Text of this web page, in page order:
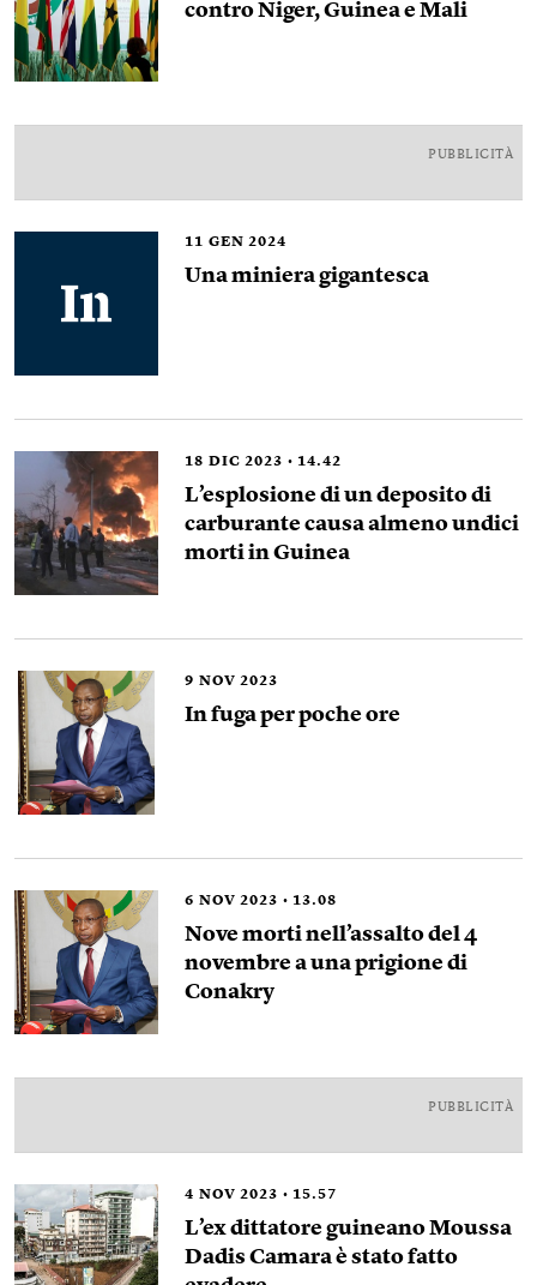
contro Niger, Guinea e Mali
PUBBLICITÀ
11 GEN 2024
Una miniera gigantesca
18 DIC 2023 14.42
L’esplosione di un deposito di
carburante causa almeno undici
morti in Guinea
9 NOV 2023
In fuga per poche ore
6 NOV 2023 13.08
Nove morti nell’assalto del 4
novembre a una prigione di
Conakry
PUBBLICITÀ
4 NOV 2023 15.57
L’ex dittatore guineano Moussa
Dadis Camara è stato fatto